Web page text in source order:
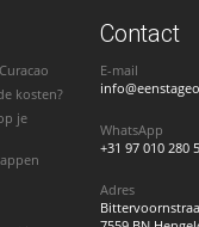
kosten?
je
Contact
E-mail
WhatsApp
+31 97 010 280
Adres